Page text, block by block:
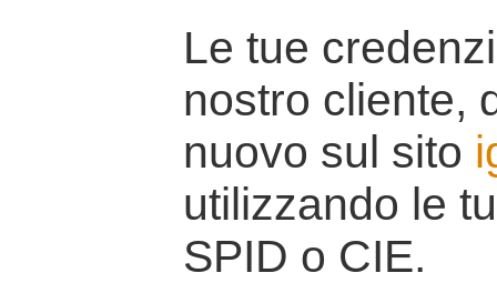
Le tue
nostro cliente,
nuovo sul sito
utilizzando le
SPID o CIE.